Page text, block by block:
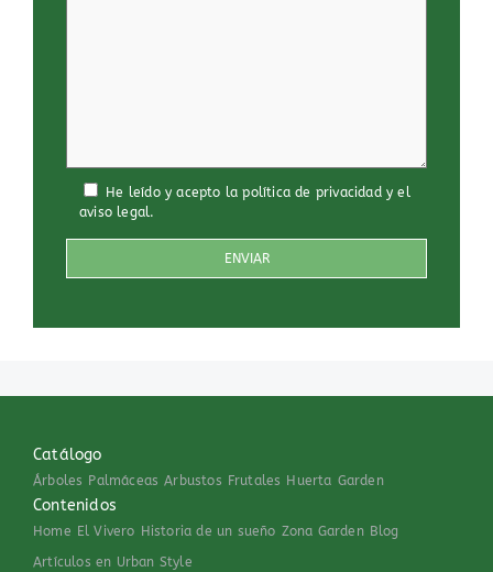
He leído y acepto la política de privacidadyel
aviso legal.
Catálogo
Árboles Palmáceas Arbustos Frutales Huerta Garden
Contenidos
Home El Vivero Historia de un sueño Zona Garden Blog
Artículos en Urban Style